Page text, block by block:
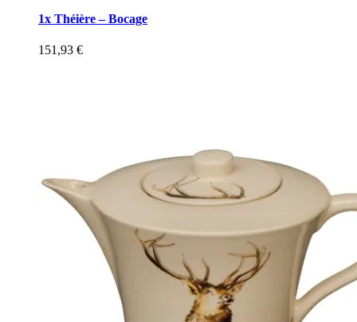
1x Théière – Bocage
151,93 €